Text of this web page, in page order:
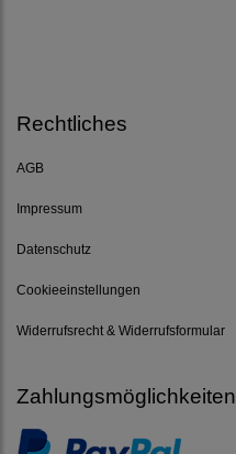
Rechtliches
AGB
Impressum
Datenschutz
Cookieeinstellungen
Widerrufsrecht & Widerrufsformular
Zahlungsmöglichkeiten